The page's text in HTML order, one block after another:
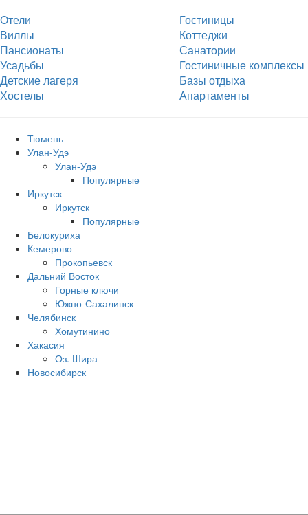
Отели
Гостиницы
Виллы
Коттеджи
Пансионаты
Санатории
Усадьбы
Гостиничные комплексы
Детские лагеря
Базы отдыха
Хостелы
Апартаменты
Тюмень
Улан-Удэ
Улан-Удэ
Популярные
Иркутск
Иркутск
Популярные
Белокуриха
Кемерово
Прокопьевск
Дальний Восток
Горные ключи
Южно‐Сахалинск
Челябинск
Хомутинино
Хакасия
Оз. Шира
Новосибирск